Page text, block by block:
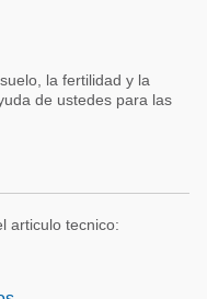
la fertilidad y la
de ustedes para las
articulo tecnico: